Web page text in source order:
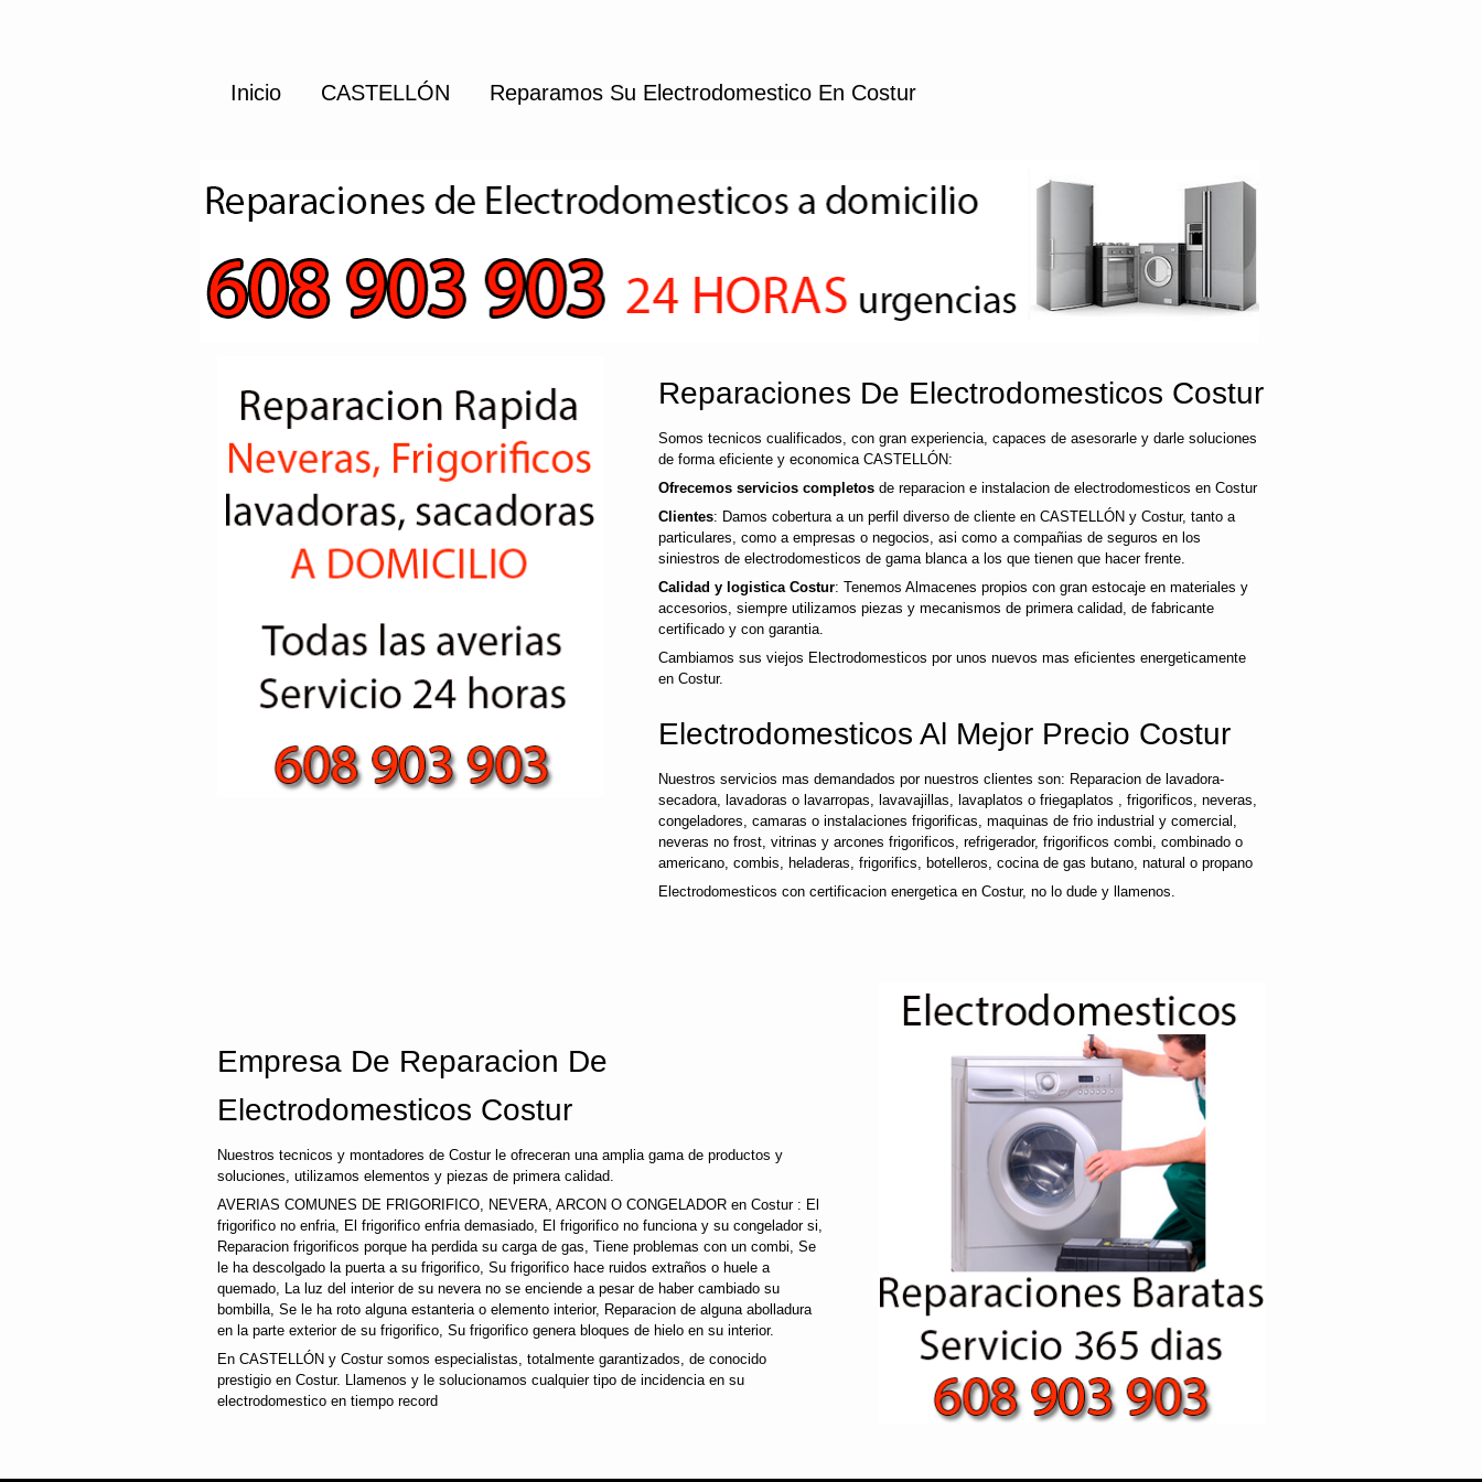
Inicio CASTELLÓN Reparamos Su Electrodomestico En Costur
Reparaciones De Electrodomesticos Costur
Somos tecnicos cualificados, con gran experiencia, capaces de asesorarle y darle soluciones
de forma eficiente y economica CASTELLÓN:
Ofrecemos servicios completos de reparacion e instalacion de electrodomesticos en Costur
Clientes: Damos cobertura a un perfil diverso de cliente en CASTELLÓN y Costur, tanto a
particulares, como a empresas o negocios, asi como a compañias de seguros en los
siniestros de electrodomesticos de gama blanca a los que tienen que hacer frente.
Calidad y logistica Costur: Tenemos Almacenes propios con gran estocaje en materiales y
accesorios, siempre utilizamos piezas y mecanismos de primera calidad, de fabricante
certificado y con garantia.
Cambiamos sus viejos Electrodomesticos por unos nuevos mas eficientes energeticamente
en Costur.
Electrodomesticos Al Mejor Precio Costur
Nuestros servicios mas demandados por nuestros clientes son: Reparacion de lavadora-
secadora, lavadoras o lavarropas, lavavajillas, lavaplatos o friegaplatos , frigorificos, neveras,
congeladores, camaras o instalaciones frigorificas, maquinas de frio industrial y comercial,
neveras no frost, vitrinas y arcones frigorificos, refrigerador, frigorificos combi, combinado o
americano, combis, heladeras, frigorifics, botelleros, cocina de gas butano, natural o propano
Electrodomesticos con certificacion energetica en Costur, no lo dude y llamenos.
Empresa De Reparacion De
Electrodomesticos Costur
Nuestros tecnicos y montadores de Costur le ofreceran una amplia gama de productos y
soluciones, utilizamos elementos y piezas de primera calidad.
AVERIAS COMUNES DE FRIGORIFICO, NEVERA, ARCON O CONGELADOR en Costur : El
frigorifico no enfria, El frigorifico enfria demasiado, El frigorifico no funciona y su congelador si,
Reparacion frigorificos porque ha perdida su carga de gas, Tiene problemas con un combi, Se
le ha descolgado la puerta a su frigorifico, Su frigorifico hace ruidos extraños o huele a
quemado, La luz del interior de su nevera no se enciende a pesar de haber cambiado su
bombilla, Se le ha roto alguna estanteria o elemento interior, Reparacion de alguna abolladura
en la parte exterior de su frigorifico, Su frigorifico genera bloques de hielo en su interior.
En CASTELLÓN y Costur somos especialistas, totalmente garantizados, de conocido
prestigio en Costur. Llamenos y le solucionamos cualquier tipo de incidencia en su
electrodomestico en tiempo record